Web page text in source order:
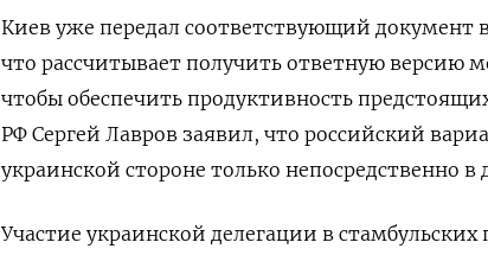
Киев уже передал соответствующий документ
что рассчитывает получить ответную версию
чтобы обеспечить продуктивность
РФ Сергей Лавров заявил, что российский
украинской стороне только непосредственно в
Участие украинской делегации в